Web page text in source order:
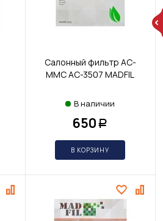
Салонный фильтр AC-
MMC AC-3507 MADFIL
В наличии
650 Р
В КОРЗИНУ